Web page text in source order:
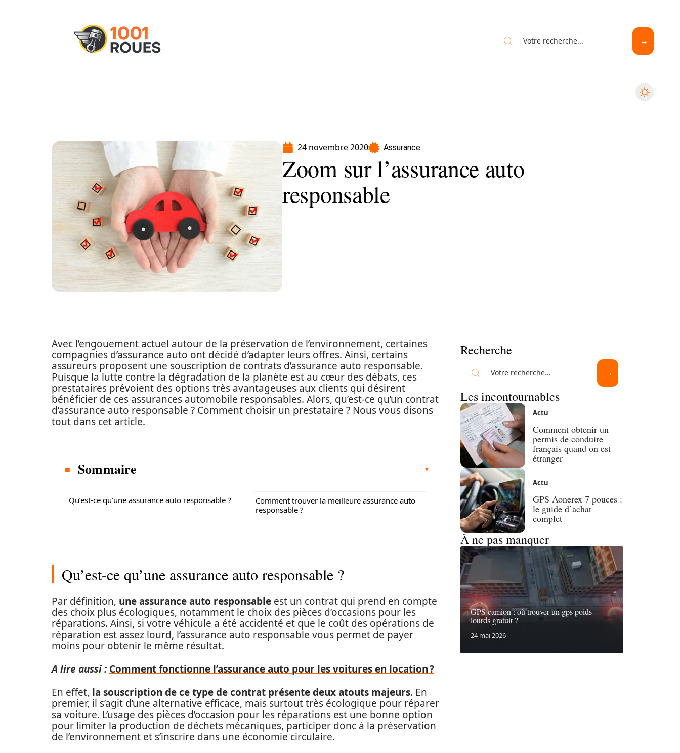
24 novembre 2020 Assurance
Zoom sur l’assurance auto
responsable
Avec l’engouement actuel autour de la préservation de l’environnement, certaines
compagnies d’assurance auto ont décidé d’adapter leurs offres. Ainsi, certains
assureurs proposent une souscription de contrats d’assurance auto responsable.
Puisque la lutte contre la dégradation de la planète est au cœur des débats, ces
prestataires prévoient des options très avantageuses aux clients qui désirent
bénéficier de ces assurances automobile responsables. Alors, qu’est-ce qu’un contrat
d’assurance auto responsable ? Comment choisir un prestataire ? Nous vous disons
tout dans cet article.
Sommaire
Qu’est-ce qu’une assurance auto responsable ?
Comment trouver la meilleure assurance auto
responsable ?
Qu’est-ce qu’une assurance auto responsable ?
Par définition, une assurance auto responsable est un contrat qui prend en compte
des choix plus écologiques, notamment le choix des pièces d’occasions pour les
réparations. Ainsi, si votre véhicule a été accidenté et que le coût des opérations de
réparation est assez lourd, l’assurance auto responsable vous permet de payer
moins pour obtenir le même résultat.
A lire aussi : Comment fonctionne l’assurance auto pour les voitures en location ?
En effet, la souscription de ce type de contrat présente deux atouts majeurs. En
premier, il s’agit d’une alternative efficace, mais surtout très écologique pour réparer
sa voiture. L’usage des pièces d’occasion pour les réparations est une bonne option
pour limiter la production de déchets mécaniques, participer donc à la préservation
de l’environnement et s’inscrire dans une économie circulaire.
Recherche
Les incontournables
Actu
Comment obtenir un
permis de conduire
français quand on est
étranger
Actu
GPS Aonerex 7 pouces :
le guide d’achat
complet
À ne pas manquer
GPS camion : où trouver un gps poids
lourds gratuit ?
24 mai 2026